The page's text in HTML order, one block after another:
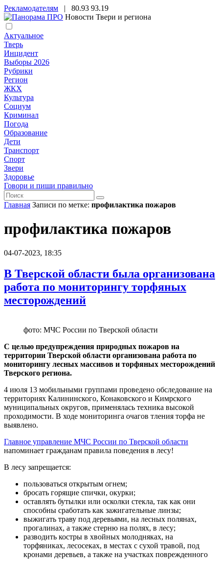
Рекламодателям | 80.93 93.19
Новости Твери и региона
Актуальное
Тверь
Инцидент
Выборы 2026
Рубрики
Регион
ЖКХ
Культура
Социум
Криминал
Погода
Образование
Дети
Транспорт
Спорт
Звери
Здоровье
Говори и пиши правильно
Главная Записи по метке: профилактика пожаров
профилактика пожаров
04-07-2023, 18:35
В Тверской области была организована
работа по мониторингу торфяных
месторождений
фото: МЧС России по Тверской области
С целью предупреждения природных пожаров на
территории Тверской области организована работа по
мониторингу лесных массивов и торфяных месторождений
Тверского региона.
4 июля 13 мобильными группами проведено обследование на
территориях Калининского, Конаковского и Кимрского
муниципальных округов, применялась техника высокой
проходимости. В ходе мониторинга очагов тления торфа не
выявлено.
Главное управление МЧС России по Тверской области
напоминает гражданам правила поведения в лесу!
В лесу запрещается:
пользоваться открытым огнем;
бросать горящие спички, окурки;
оставлять бутылки или осколки стекла, так как они
способны сработать как зажигательные линзы;
выжигать траву под деревьями, на лесных полянах,
прогалинах, а также стерню на полях, в лесу;
разводить костры в хвойных молодняках, на
торфяниках, лесосеках, в местах с сухой травой, под
кронами деревьев, а также на участках поврежденного